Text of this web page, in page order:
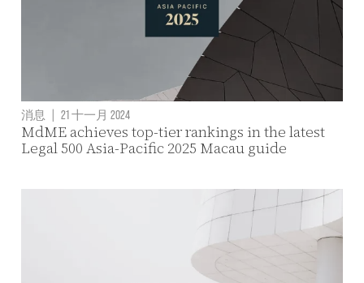
消息 | 21 十一月 2024
MdME achieves top-tier rankings in the latest
Legal 500 Asia-Pacific 2025 Macau guide